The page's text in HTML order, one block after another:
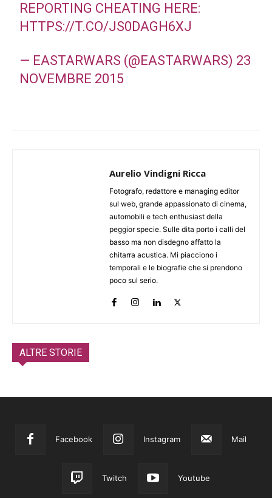
REPORTING CHEATING HERE:
HTTPS://T.CO/JS0DAGH6XJ
— EASTARWARS (@EASTARWARS) 23
NOVEMBRE 2015
Aurelio Vindigni Ricca
Fotografo, redattore e managing editor
sul web, grande appassionato di cinema,
automobili e tech enthusiast della
peggior specie. Sulle dita porto i calli del
basso ma non disdegno affatto la
chitarra acustica. Mi piacciono i
temporali e le biografie che si prendono
poco sul serio.
ALTRE STORIE
Facebook Instagram Mail
Twitch Youtube